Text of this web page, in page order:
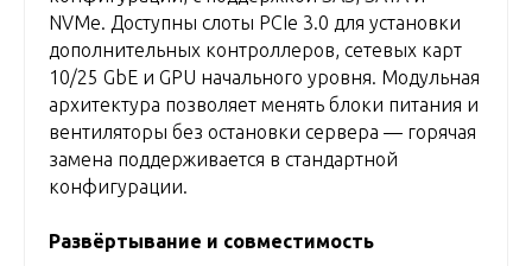
NVMe. Доступны слоты PCIe 3.0 для установки
дополнительных контроллеров, сетевых карт
10/25 GbE и GPU начального уровня. Модульная
архитектура позволяет менять блоки питания и
вентиляторы без остановки сервера — горячая
замена поддерживается в стандартной
конфигурации.
Развёртывание и совместимость